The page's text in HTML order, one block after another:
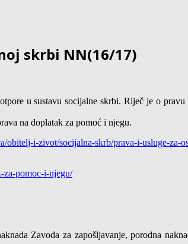
skrbi NN(16/17)
u sustavu socijalne skrbi. Riječ je o
na doplatak za pomoć i njegu.
obitelj-i-zivot/socijalna-skrb/prava-i-usluge-za-
za-pomoc-i-njegu/
Zavoda za zapošljavanje, porodna